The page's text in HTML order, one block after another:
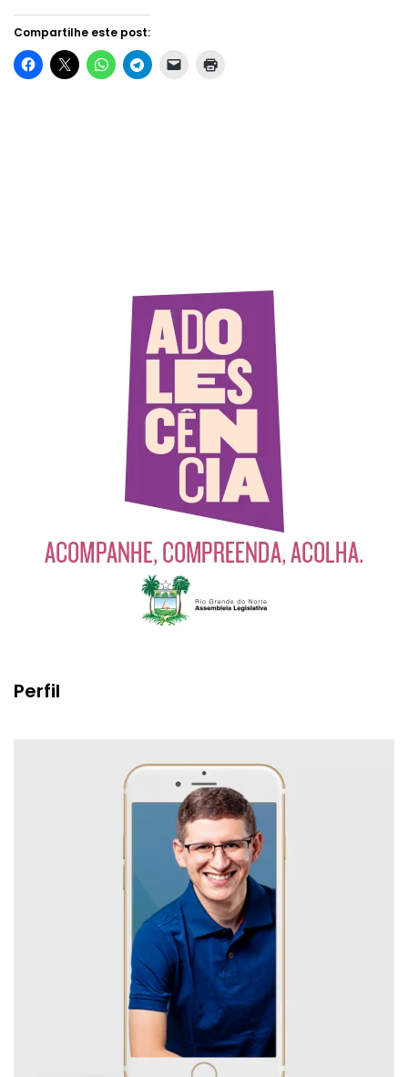
Compartilhe este post:
Perfil